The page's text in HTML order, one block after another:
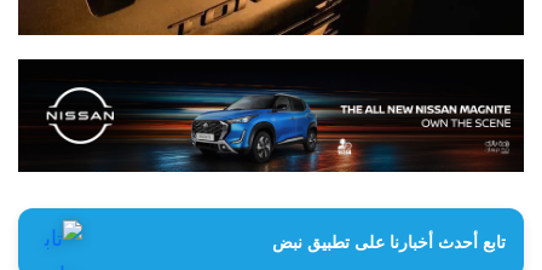
تابع أحدث أخبارنا على تطبيق نبض